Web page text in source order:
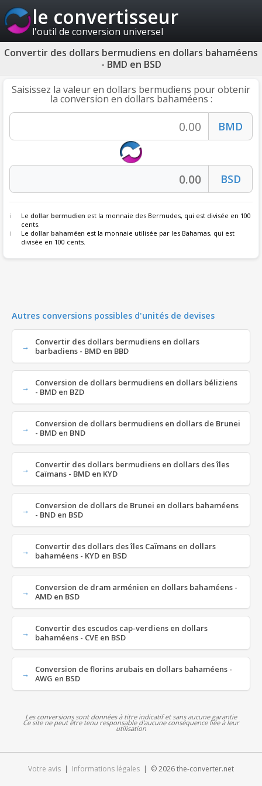
le convertisseur
l'outil de conversion universel
Convertir des dollars bermudiens en dollars bahaméens
- BMD en BSD
Saisissez la valeur en dollars bermudiens pour obtenir
la conversion en dollars bahaméens :
Le dollar bermudien est la monnaie des Bermudes, qui est divisée en 100
cents.
Le dollar bahaméen est la monnaie utilisée par les Bahamas, qui est
divisée en 100 cents.
Autres conversions possibles d'unités de devises
Convertir des dollars bermudiens en dollars
barbadiens - BMD en BBD
Conversion de dollars bermudiens en dollars béliziens
- BMD en BZD
Conversion de dollars bermudiens en dollars de Brunei
- BMD en BND
Convertir des dollars bermudiens en dollars des îles
Caïmans - BMD en KYD
Conversion de dollars de Brunei en dollars bahaméens
- BND en BSD
Convertir des dollars des îles Caïmans en dollars
bahaméens - KYD en BSD
Conversion de dram arménien en dollars bahaméens -
AMD en BSD
Convertir des escudos cap-verdiens en dollars
bahaméens - CVE en BSD
Conversion de florins arubais en dollars bahaméens -
AWG en BSD
Les conversions sont données à titre indicatif et sans aucune garantie
Ce site ne peut être tenu responsable d'aucune conséquence liée à leur
utilisation
Votre avis | Informations légales | © 2026 the-converter.net